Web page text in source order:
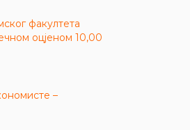
факултета
оцјеном 10,00
–